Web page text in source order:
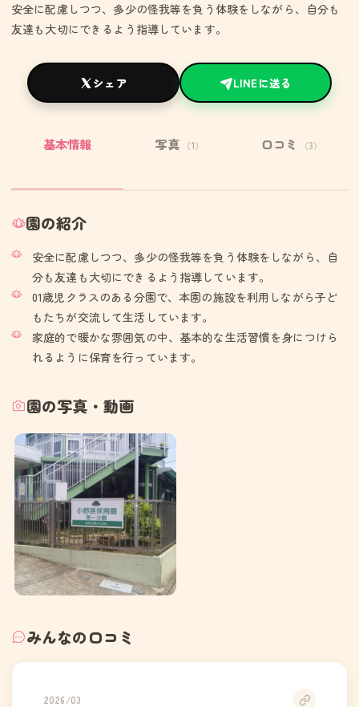
安全に配慮しつつ、多少の怪我等を負う体験をしながら、自分も
友達も大切にできるよう指導しています。
シェア LINEに送る
基本情報 写真 （1） 口コミ （3）
園の紹介
安全に配慮しつつ、多少の怪我等を負う体験をしながら、自
分も友達も大切にできるよう指導しています。
01歳児クラスのある分園で、本園の施設を利用しながら子ど
もたちが交流して生活しています。
家庭的で暖かな雰囲気の中、基本的な生活習慣を身につけら
れるように保育を行っています。
園の写真・動画
みんなの口コミ
2026/03